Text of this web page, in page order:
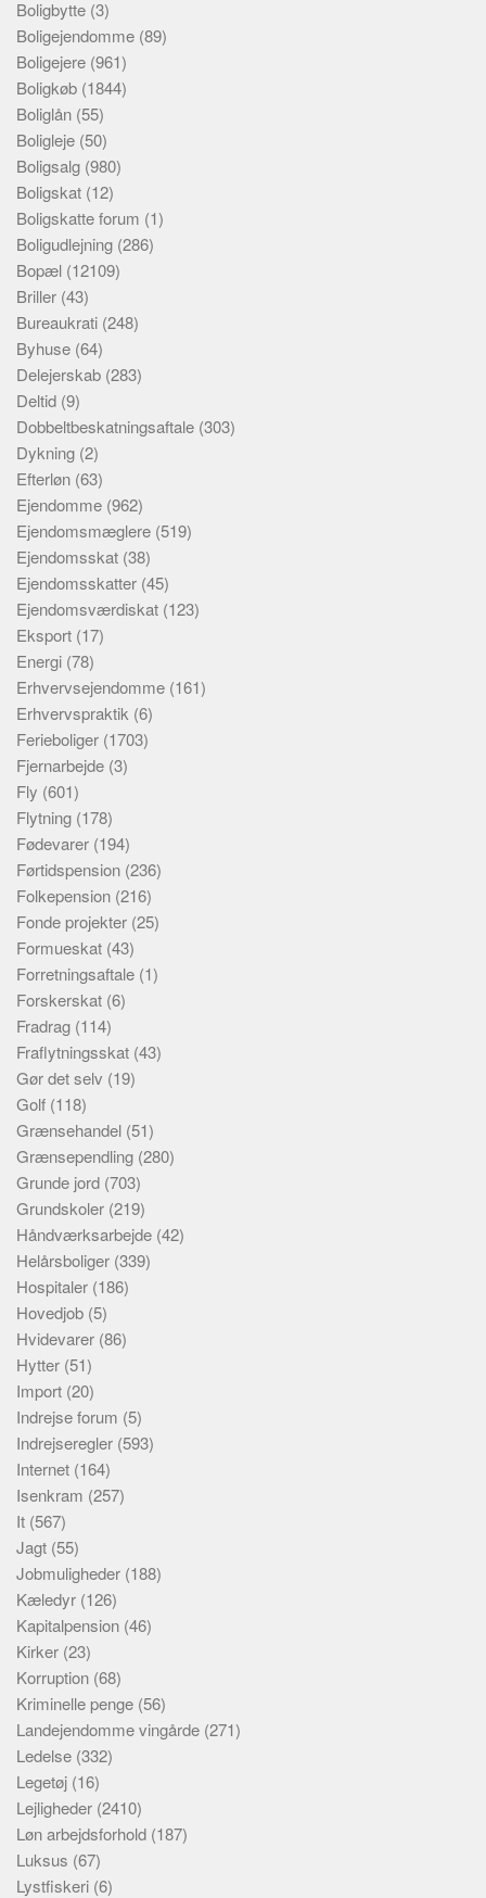
Boligbytte (3)
Boligejendomme (89)
Boligejere (961)
Boligkøb (1844)
Boliglån (55)
Boligleje (50)
Boligsalg (980)
Boligskat (12)
Boligskatte forum (1)
Boligudlejning (286)
Bopæl (12109)
Briller (43)
Bureaukrati (248)
Byhuse (64)
Delejerskab (283)
Deltid (9)
Dobbeltbeskatningsaftale (303)
Dykning (2)
Efterløn (63)
Ejendomme (962)
Ejendomsmæglere (519)
Ejendomsskat (38)
Ejendomsskatter (45)
Ejendomsværdiskat (123)
Eksport (17)
Energi (78)
Erhvervsejendomme (161)
Erhvervspraktik (6)
Ferieboliger (1703)
Fjernarbejde (3)
Fly (601)
Flytning (178)
Fødevarer (194)
Førtidspension (236)
Folkepension (216)
Fonde projekter (25)
Formueskat (43)
Forretningsaftale (1)
Forskerskat (6)
Fradrag (114)
Fraflytningsskat (43)
Gør det selv (19)
Golf (118)
Grænsehandel (51)
Grænsependling (280)
Grunde jord (703)
Grundskoler (219)
Håndværksarbejde (42)
Helårsboliger (339)
Hospitaler (186)
Hovedjob (5)
Hvidevarer (86)
Hytter (51)
Import (20)
Indrejse forum (5)
Indrejseregler (593)
Internet (164)
Isenkram (257)
It (567)
Jagt (55)
Jobmuligheder (188)
Kæledyr (126)
Kapitalpension (46)
Kirker (23)
Korruption (68)
Kriminelle penge (56)
Landejendomme vingårde (271)
Ledelse (332)
Legetøj (16)
Lejligheder (2410)
Løn arbejdsforhold (187)
Luksus (67)
Lystfiskeri (6)